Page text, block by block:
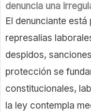
denuncia una
El denunciante
represalias
despidos,
protección se
constitucionales,
la ley contempla